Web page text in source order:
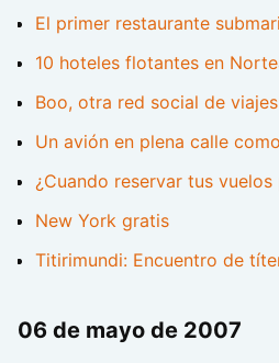
El primer restaurante
10 hoteles flotantes en
Boo, otra red social de viajes
Un avión en plena calle
¿Cuando reservar tus
New York gratis
Titirimundi: Encuentro de
06 de mayo de 2007